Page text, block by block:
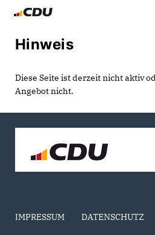
Hinweis
Diese Seite ist derzeit nicht aktiv
Angebot nicht.
IMPRESSUM DATENSCHUTZ